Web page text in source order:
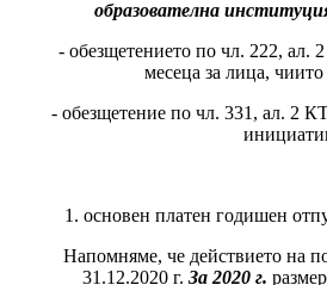
образователна
- обезщетението по чл. 222, ал.
месеца за лица,
- обезщетение по чл. 331, ал. 2
1. основен платен годишен
Напомняме, че действието на
31.12.2020 г.За 2020 г.